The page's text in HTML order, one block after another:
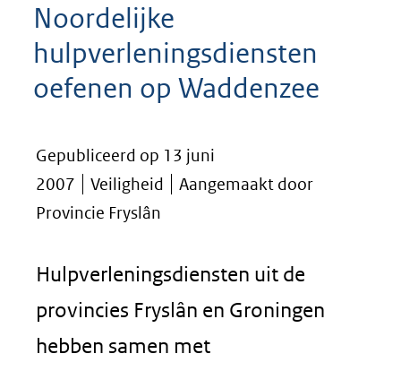
Noordelijke
hulpverleningsdiensten
oefenen op Waddenzee
Gepubliceerd op 13 juni
2007
Veiligheid
Aangemaakt door
Provincie Fryslân
Hulpverleningsdiensten uit de
provincies Fryslân en Groningen
hebben samen met